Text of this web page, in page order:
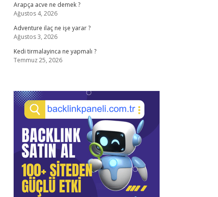
Arapça acve ne demek ?
Ağustos 4, 2026
Adventure ilaç ne işe yarar ?
Ağustos 3, 2026
Kedi tirmalayinca ne yapmalı ?
Temmuz 25, 2026